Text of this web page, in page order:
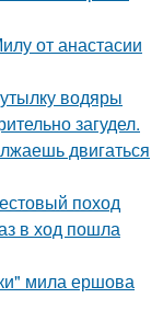
от анастасии
водяры
загудел.
двигаться
поход
в ход пошла
мила ершова